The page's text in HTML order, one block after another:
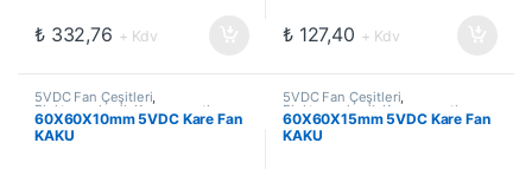
₺332,76 + Kdv ₺127,40 + Kdv
5VDC Fan Çeşitleri,
Elektromekanik Kompanentler,
Fanlar
60X60X10mm 5VDC Kare Fan
KAKU
5VDC Fan Çeşitleri,
Elektromekanik Kompanentler,
Fanlar
60X60X15mm 5VDC Kare Fan
KAKU